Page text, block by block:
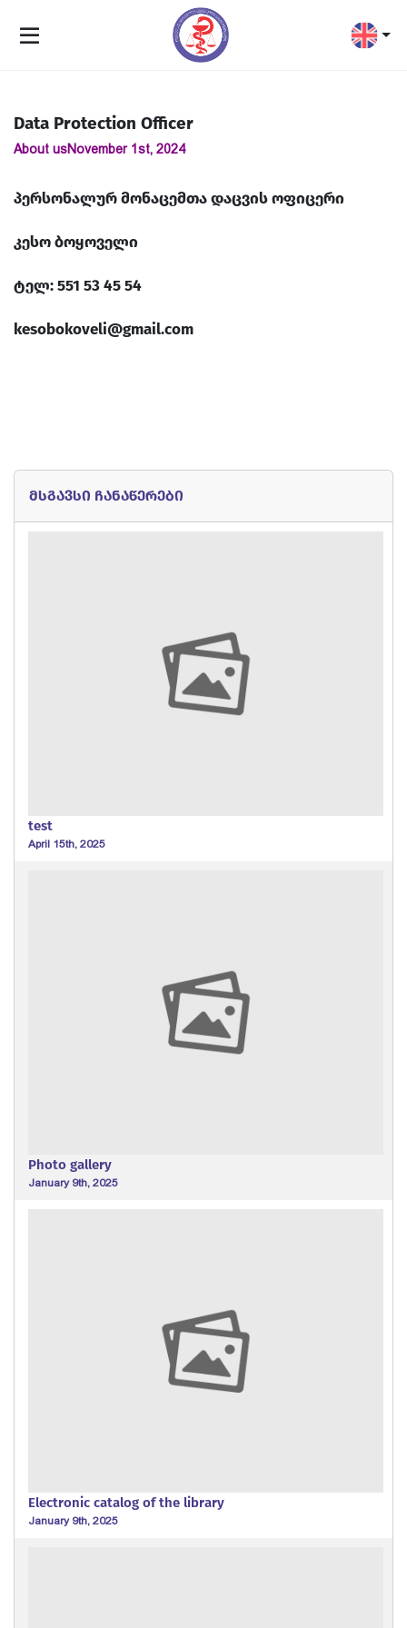
Data Protection Officer
About usNovember 1st, 2024
პერსონალურ მონაცემთა დაცვის ოფიცერი
კესო ბოყოველი
ტელ: 551 53 45 54
kesobokoveli@gmail.com
მსგავსი ჩანაწერები
test
April 15th, 2025
Photo gallery
January 9th, 2025
Electronic catalog of the library
January 9th, 2025